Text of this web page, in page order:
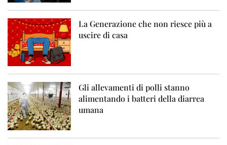
La Generazione che non riesce più a
uscire di casa
Gli allevamenti di polli stanno
alimentando i batteri della diarrea
umana